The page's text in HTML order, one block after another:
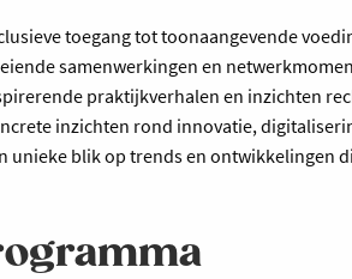
toegang tot toonaangevende
samenwerkingen en
praktijkverhalen en inzichten
inzichten rond innovatie,
unieke blik op trends en ontwikkelingen